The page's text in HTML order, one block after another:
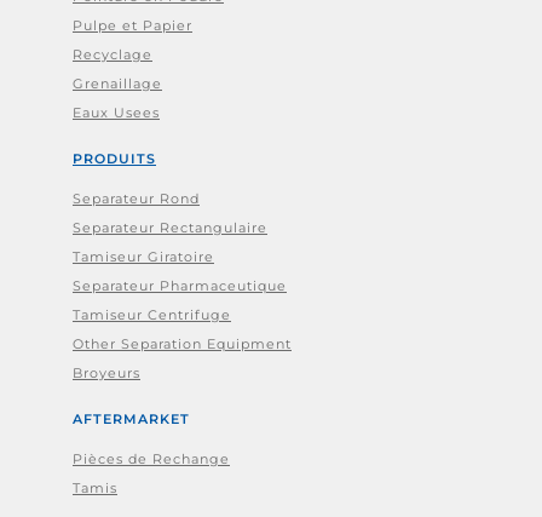
Pulpe et Papier
Recyclage
Grenaillage
Eaux Usees
PRODUITS
Separateur Rond
Separateur Rectangulaire
Tamiseur Giratoire
Separateur Pharmaceutique
Tamiseur Centrifuge
Other Separation Equipment
Broyeurs
AFTERMARKET
Pièces de Rechange
Tamis